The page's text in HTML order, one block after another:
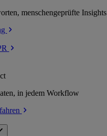
menschengeprüfte Insights
in jedem Workflow